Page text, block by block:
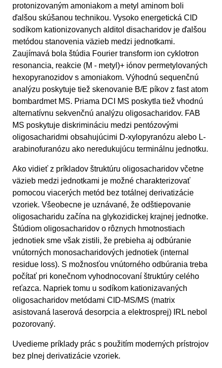
protonizovaným amoniakom a metyl aminom boli
ďalšou skúšanou technikou. Vysoko energetická CID
sodíkom kationizovanych alditol disacharidov je ďalšou
metódou stanovenia väzieb medzi jednotkami.
Zaujímavá bola štúdia Fourier transform ion cyklotron
resonancia, reakcie (M - metyl)+ iónov permetylovaných
hexopyranozidov s amoniakom. Výhodnú sequenčnú
analýzu poskytuje tiež skenovanie B/E píkov z fast atom
bombardmet MS. Priama DCI MS poskytla tiež vhodnú
alternatívnu sekvenčnú analýzu oligosacharidov. FAB
MS poskytuje diskrimináciu medzi pentózovými
oligosacharidmi obsahujúcimi D-xylopyranózu alebo L-
arabinofuranózu ako neredukujúcu terminálnu jednotku.
Ako vidieť z príkladov štruktúru oligosacharidov včetne
väzieb medzi jednotkami je možné charakterizovať
pomocou viacerých metód bez totálnej derivatizácie
vzoriek. Všeobecne je uznávané, že odštiepovanie
oligosacharidu začína na glykozidickej krajnej jednotke.
Štúdiom oligosacharidov o rôznych hmotnostiach
jednotiek sme však zistili, že prebieha aj odbúranie
vnútorných monosacharidových jednotiek (internal
residue loss). S možnosťou vnútorného odbúrania treba
počítať pri konečnom vyhodnocovaní štruktúry celého
reťazca. Napriek tomu u sodíkom kationizavaných
oligosacharidov metódami CID-MS/MS (matrix
asistovaná laserová desorpcia a elektrosprej) IRL nebol
pozorovaný.
Uvedieme príklady prác s použitím moderných prístrojov
bez plnej derivatizácie vzoriek.